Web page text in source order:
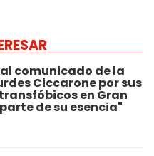
comunicado de la
Ciccarone por sus
en Gran
de su esencia"